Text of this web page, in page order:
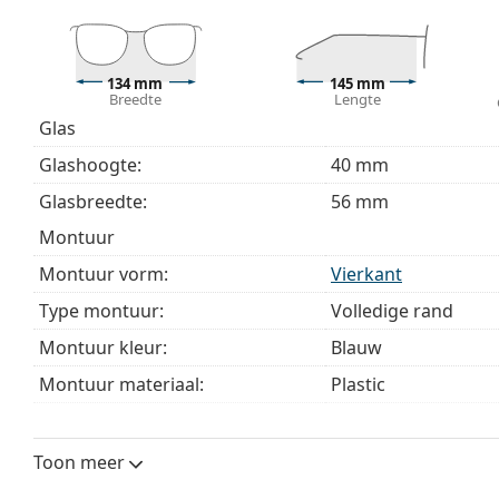
Bekijk het volledige assortiment
voor meer
bij het kiezen.
Het is een medisch hulpmiddel. Lees de instructies
134 mm
Breedte
145 mm
Lengte
Glas
Glashoogte:
40 mm
Glasbreedte:
56 mm
montuur
Montuur vorm:
Vierkant
Type montuur:
Volledige rand
Montuur kleur:
Blauw
Montuur materiaal:
Plastic
Breedte:
Toon meer